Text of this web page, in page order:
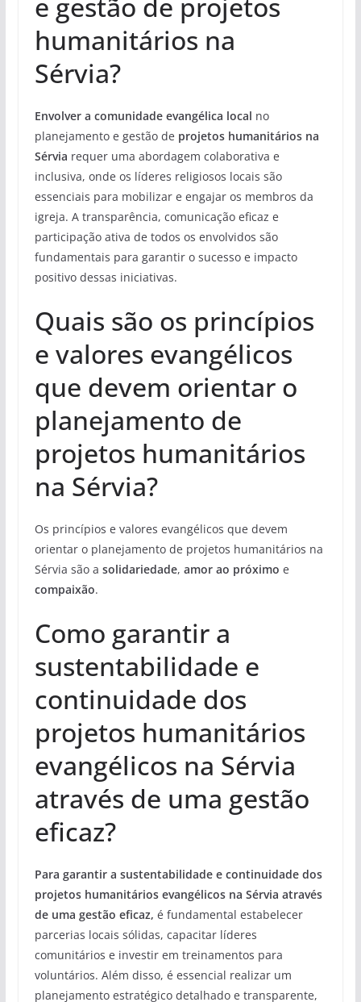
e gestão de projetos
humanitários na
Sérvia?
Envolver a comunidade evangélica local no
planejamento e gestão de projetos humanitários na
Sérvia requer uma abordagem colaborativa e
inclusiva, onde os líderes religiosos locais são
essenciais para mobilizar e engajar os membros da
igreja. A transparência, comunicação eficaz e
participação ativa de todos os envolvidos são
fundamentais para garantir o sucesso e impacto
positivo dessas iniciativas.
Quais são os princípios
e valores evangélicos
que devem orientar o
planejamento de
projetos humanitários
na Sérvia?
Os princípios e valores evangélicos que devem
orientar o planejamento de projetos humanitários na
Sérvia são a solidariedade, amor ao próximo e
compaixão.
Como garantir a
sustentabilidade e
continuidade dos
projetos humanitários
evangélicos na Sérvia
através de uma gestão
eficaz?
Para garantir a sustentabilidade e continuidade dos
projetos humanitários evangélicos na Sérvia através
de uma gestão eficaz, é fundamental estabelecer
parcerias locais sólidas, capacitar líderes
comunitários e investir em treinamentos para
voluntários. Além disso, é essencial realizar um
planejamento estratégico detalhado e transparente,